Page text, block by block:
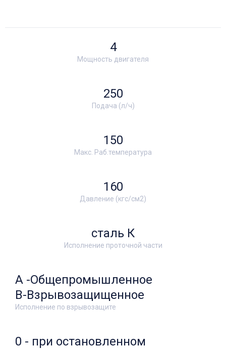
Мощность двигателя
4
Подача (л/ч)
250
Макс. Раб.температура
150
Давление (кгс/см2)
160
Исполнение проточной части
сталь К
Исполнение по взрывозащите
А -Общепромышленное
В-Взрывозащищенное
0 - при остановленном